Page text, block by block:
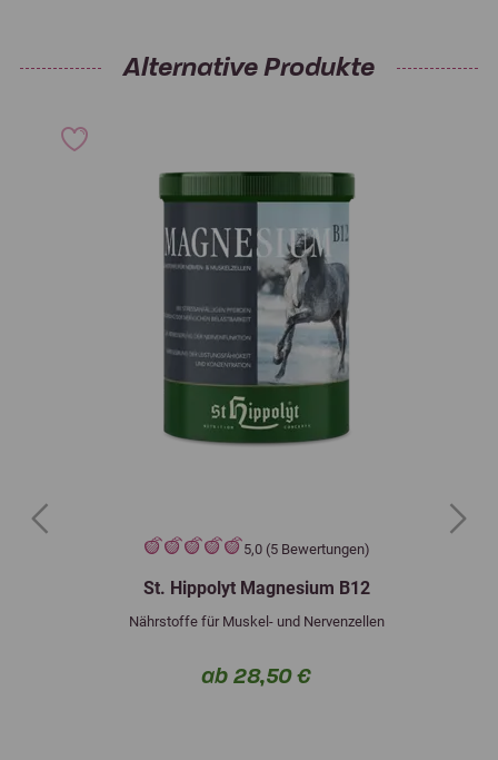
Alternative Produkte
5,0 (5 Bewertungen)
St. Hippolyt Magnesium B12
Nährstoffe für Muskel- und Nervenzellen
ab 28,50 €
Previous Next